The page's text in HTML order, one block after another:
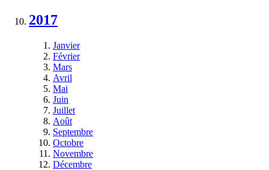
2017
Janvier
Février
Mars
Avril
Mai
Juin
Juillet
Août
Septembre
Octobre
Novembre
Décembre